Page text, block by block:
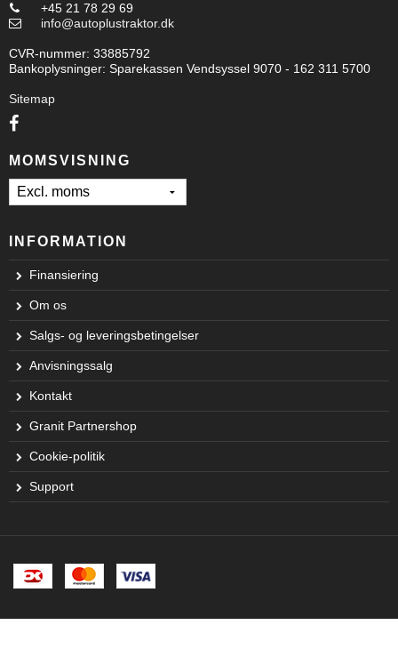
+45 21 78 29 69
info@autoplustraktor.dk
CVR-nummer: 33885792
Bankoplysninger: Sparekassen Vendsyssel 9070 - 162 311 5700
Sitemap
MOMSVISNING
INFORMATION
Finansiering
Om os
Salgs- og leveringsbetingelser
Anvisningssalg
Kontakt
Granit Partnershop
Cookie-politik
Support